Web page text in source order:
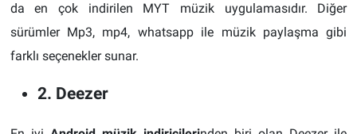
da en çok indirilen MYT müzik uygulamasıdır. Diğer
sürümler Mp3, mp4, whatsapp ile müzik paylaşma gibi
farklı seçenekler sunar.
2. Deezer